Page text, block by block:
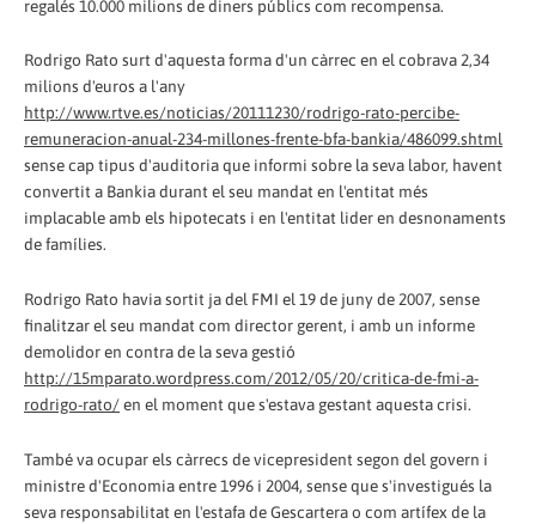
regalés 10.000 milions de diners públics com recompensa.
Rodrigo Rato surt d'aquesta forma d'un càrrec en el cobrava 2,34
milions d'euros a l'any
http://www.rtve.es/noticias/20111230/rodrigo-rato-percibe-
remuneracion-anual-234-millones-frente-bfa-bankia/486099.shtml
sense cap tipus d'auditoria que informi sobre la seva labor, havent
convertit a Bankia durant el seu mandat en l'entitat més
implacable amb els hipotecats i en l'entitat lider en desnonaments
de famílies.
Rodrigo Rato havia sortit ja del FMI el 19 de juny de 2007, sense
finalitzar el seu mandat com director gerent, i amb un informe
demolidor en contra de la seva gestió
http://15mparato.wordpress.com/2012/05/20/critica-de-fmi-a-
rodrigo-rato/en el moment que s'estava gestant aquesta crisi.
També va ocupar els càrrecs de vicepresident segon del govern i
ministre d'Economia entre 1996 i 2004, sense que s'investigués la
seva responsabilitat en l'estafa de Gescartera o com artífex de la